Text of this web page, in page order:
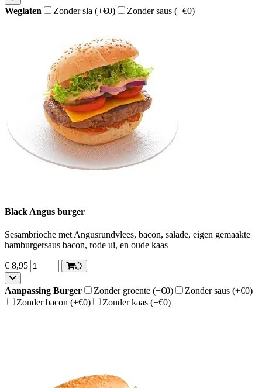
Weglaten Zonder sla (+€0) Zonder saus (+€0)
Black Angus burger
Sesambrioche met Angusrundvlees, bacon, salade, eigen gemaakte
hamburgersaus bacon, rode ui, en oude kaas
€ 8,95
Aanpassing Burger Zonder groente (+€0) Zonder saus (+€0)
Zonder bacon (+€0) Zonder kaas (+€0)